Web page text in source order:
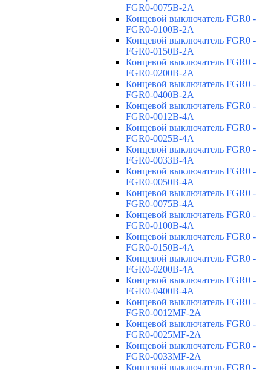
FGR0-0075B-2A
Концевой выключатель FGR0 -
FGR0-0100B-2A
Концевой выключатель FGR0 -
FGR0-0150B-2A
Концевой выключатель FGR0 -
FGR0-0200B-2A
Концевой выключатель FGR0 -
FGR0-0400B-2A
Концевой выключатель FGR0 -
FGR0-0012B-4A
Концевой выключатель FGR0 -
FGR0-0025B-4A
Концевой выключатель FGR0 -
FGR0-0033B-4A
Концевой выключатель FGR0 -
FGR0-0050B-4A
Концевой выключатель FGR0 -
FGR0-0075B-4A
Концевой выключатель FGR0 -
FGR0-0100B-4A
Концевой выключатель FGR0 -
FGR0-0150B-4A
Концевой выключатель FGR0 -
FGR0-0200B-4A
Концевой выключатель FGR0 -
FGR0-0400B-4A
Концевой выключатель FGR0 -
FGR0-0012MF-2A
Концевой выключатель FGR0 -
FGR0-0025MF-2A
Концевой выключатель FGR0 -
FGR0-0033MF-2A
Концевой выключатель FGR0 -